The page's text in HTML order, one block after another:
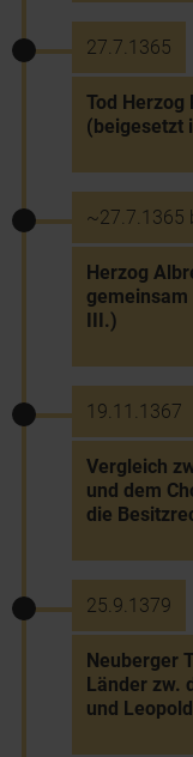
27.7.1365
Tod Herzog
(beigesetzt
~27.7.1365
Herzog
III.)
19.11.1367
Vergleich
und dem
die
25.9.1379
Neuberger
Länder zw.
und